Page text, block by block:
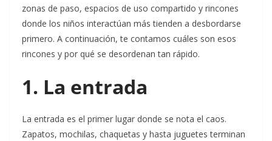
zonas de paso, espacios de uso compartido y rincones
donde los niños interactúan más tienden a desbordarse
primero. A continuación, te contamos cuáles son esos
rincones y por qué se desordenan tan rápido.
1. La entrada
La entrada es el primer lugar donde se nota el caos.
Zapatos, mochilas, chaquetas y hasta juguetes terminan